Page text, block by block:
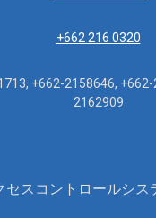
+662 216 0320
+662-2158646,
2162909
セスコントロールシス